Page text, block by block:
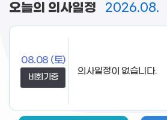
오늘의 의사일정 2026.08.
08.08 (토)
비회기중
의사일정이 없습니다.